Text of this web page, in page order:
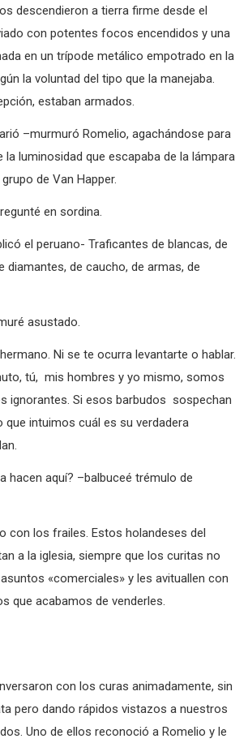
descendieron a tierra firme desde el
con potentes focos encendidos y una
en un trípode metálico empotrado en la
la voluntad del tipo que la manejaba.
estaban armados.
–murmuró Romelio, agachándose para
luminosidad que escapaba de la lámpara
de Van Happer.
en sordina.
el peruano- Traficantes de blancas, de
diamantes, de caucho, de armas, de
asustado.
Ni se te ocurra levantarte o hablar.
tú, mis hombres y yo mismo, somos
ignorantes. Si esos barbudos sospechan
que intuimos cuál es su verdadera
hacen aquí? –balbuceé trémulo de
con los frailes. Estos holandeses del
a la iglesia, siempre que los curitas no
«comerciales» y les avituallen con
que acabamos de venderles.
con los curas animadamente, sin
pero dando rápidos vistazos a nuestros
Uno de ellos reconoció a Romelio y le